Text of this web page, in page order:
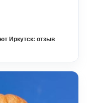
Иркутск: отзыв